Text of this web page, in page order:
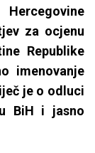
za ocjenu
Republike
imenovanje
je o odluci
BiH i jasno